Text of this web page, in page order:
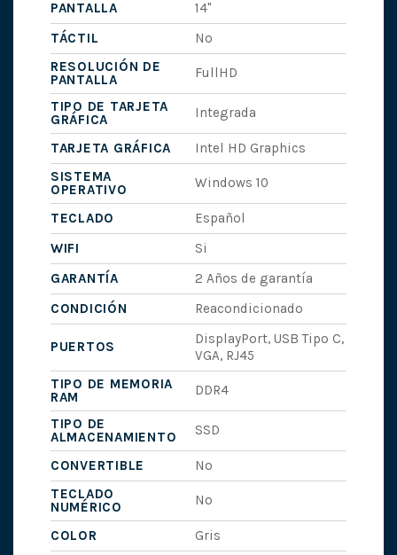
PANTALLA
14"
TÁCTIL
No
RESOLUCIÓN DE
PANTALLA
FullHD
TIPO DE TARJETA
GRÁFICA
Integrada
TARJETA GRÁFICA
Intel HD Graphics
SISTEMA
OPERATIVO
Windows 10
TECLADO
Español
WIFI
Si
GARANTÍA
2 Años de garantía
CONDICIÓN
Reacondicionado
PUERTOS
DisplayPort, USB Tipo C,
VGA, RJ45
TIPO DE MEMORIA
RAM
DDR4
TIPO DE
ALMACENAMIENTO
SSD
CONVERTIBLE
No
TECLADO
NUMÉRICO
No
COLOR
Gris